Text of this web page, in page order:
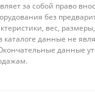
за собой право
без
вес,
каталоге данные не
данные